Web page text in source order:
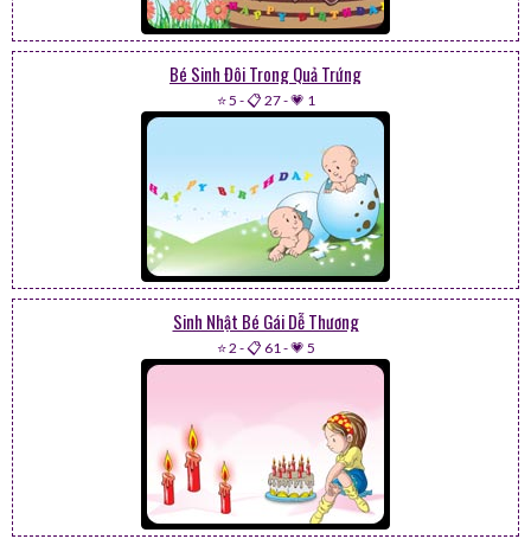
Bé Sinh Đôi Trong Quả Trứng
⭐ 5 -📋 27-💗 1
Sinh Nhật Bé Gái Dễ Thương
⭐ 2 -📋 61-💗 5